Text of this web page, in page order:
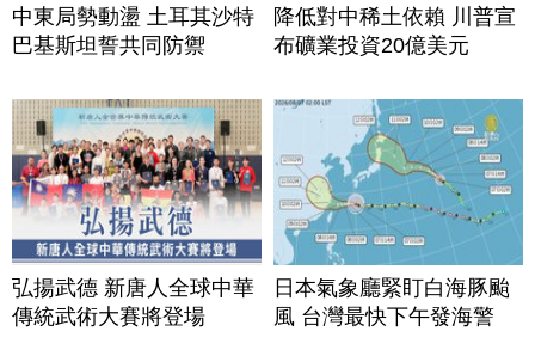
中東局勢動盪 土耳其沙特
巴基斯坦誓共同防禦
降低對中稀土依賴 川普宣
布礦業投資20億美元
弘揚武德 新唐人全球中華
傳統武術大賽將登場
日本氣象廳緊盯白海豚颱
風 台灣最快下午發海警